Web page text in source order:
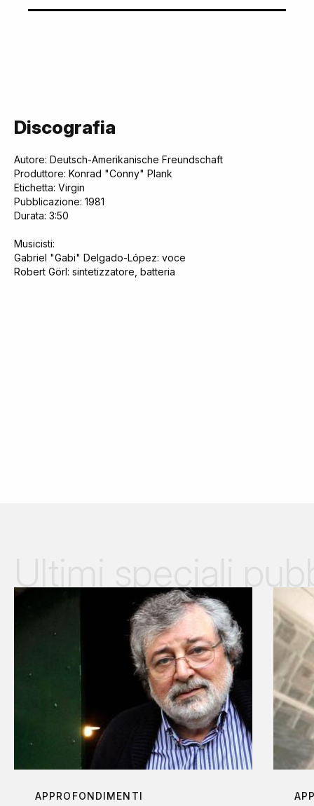
Discografia
Autore: Deutsch-Amerikanische Freundschaft
Produttore: Konrad "Conny" Plank
Etichetta: Virgin
Pubblicazione: 1981
Durata: 3:50
Musicisti:
Gabriel "Gabi" Delgado-López: voce
Robert Görl: sintetizzatore, batteria
APPROFONDIMENTI